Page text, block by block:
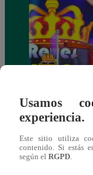
cetro de la
Loero
Usamos
experiencia.
Este sitio utiliza
contenido. Si estás
según el RGPD